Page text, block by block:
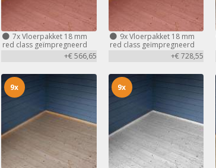
7xVloerpakket 18 mm
red class geïmpregneerd
+€ 566,65
9xVloerpakket 18 mm
red class geïmpregneerd
+€ 728,55
9x 9x